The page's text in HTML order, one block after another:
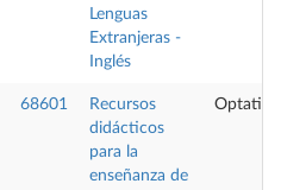
Lenguas
Extranjeras -
Inglés
68601
Recursos
didácticos
para la
enseñanza de
Optativa